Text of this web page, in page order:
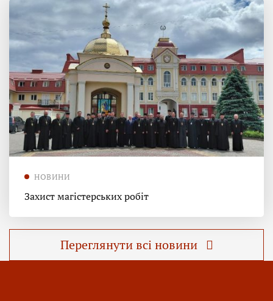
НОВИНИ
Захист магістерських робіт
Переглянути всі новини